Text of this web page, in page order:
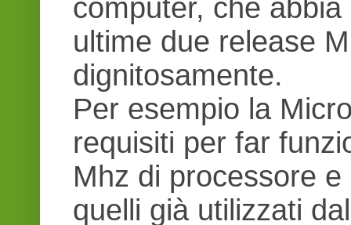
computer, che
ultime due release
dignitosamente.
Per esempio la
requisiti per far
Mhz di processore
quelli già utilizzati